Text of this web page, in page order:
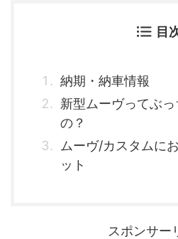
目
納期・納車情報
新型ムーヴってぶ
の？
ムーヴ/カスタムに
ット
スポンサー